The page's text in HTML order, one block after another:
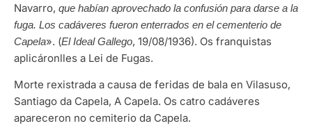
Navarro, que habían aprovechado la confusión para darse a la
fuga. Los cadáveres fueron enterrados en el cementerio de
Capela». (El Ideal Gallego, 19/08/1936). Os franquistas
aplicáronlles a Lei de Fugas.
Morte rexistrada a causa de feridas de bala en Vilasuso,
Santiago da Capela, A Capela. Os catro cadáveres
apareceron no cemiterio da Capela.